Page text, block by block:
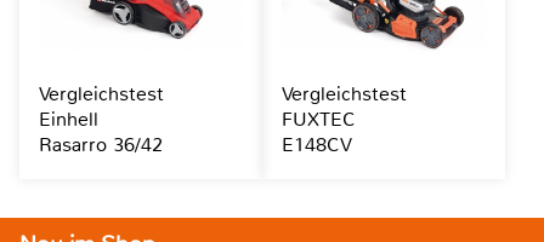
Vergleichstest
Einhell
Rasarro 36/42
Vergleichstest
FUXTEC
E148CV